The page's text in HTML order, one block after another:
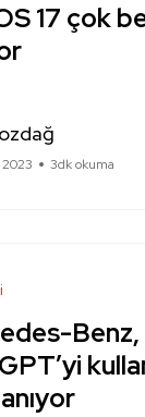
17 çok
2023 3dk okuma
Benz,